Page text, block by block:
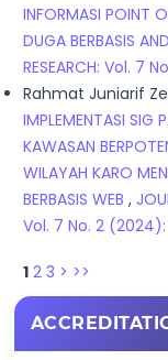
INFORMASI POINT
DUGA BERBASIS
RESEARCH: Vol. 7
Rahmat Juniarif
IMPLEMENTASI SIG
KAWASAN
WILAYAH KARO
BERBASIS WEB ,
Vol. 7 No. 2
1 2 3 > >>